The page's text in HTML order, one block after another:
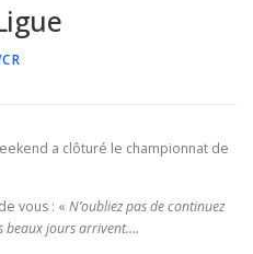
a clôturé le championnat de
vous : « N’oubliez pas de continuez
beaux jours arrivent….